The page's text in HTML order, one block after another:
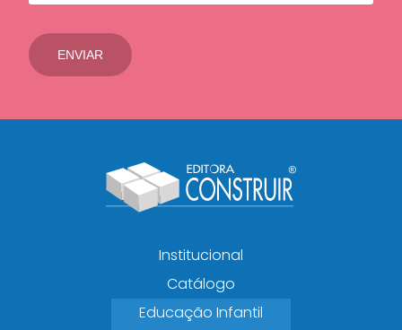
Institucional
Catálogo
Educação Infantil